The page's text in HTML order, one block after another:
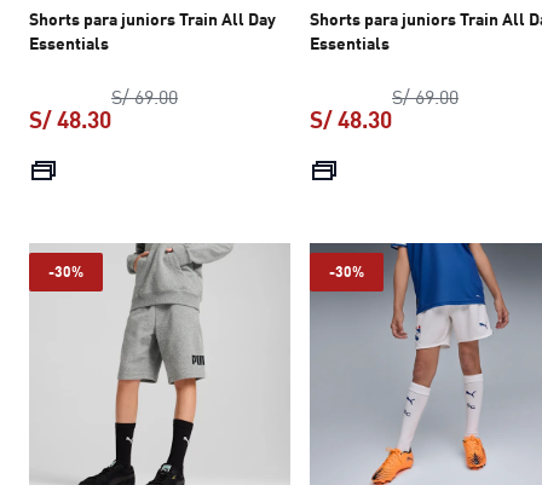
Shorts para juniors Train All Day
Essentials
S/ 69.00precio original S/ 69.00
S/ 48.30
Shorts para juniors Train All
Essentials
S/ 69.00precio
S/ 48.30
-30% -30%